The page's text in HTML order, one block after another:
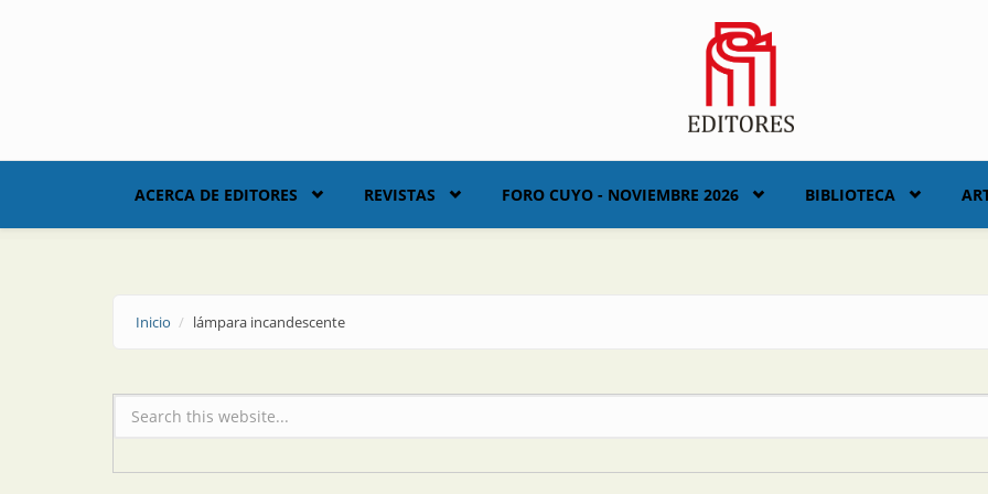
ACERCA DE EDITORES REVISTAS FORO CUYO - NOVIEMBRE 2026 BIBLIOTECA
Inicio lámpara incandescente
Formulario de búsqueda